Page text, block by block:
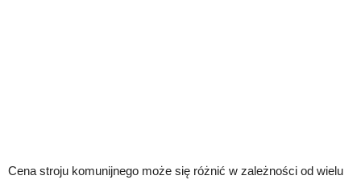
Cena stroju komunijnego może się różnić w zależności od wielu